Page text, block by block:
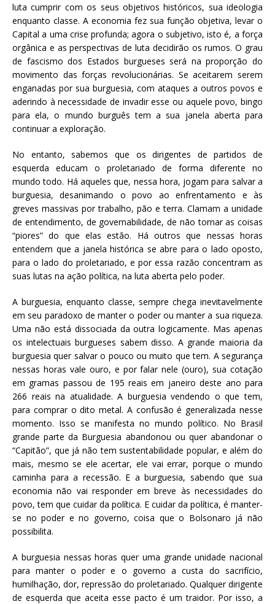
luta cumprir com os seus objetivos históricos, sua ideologia
enquanto classe. A economia fez sua função objetiva, levar o
Capital a uma crise profunda; agora o subjetivo, isto é, a força
orgânica e as perspectivas de luta decidirão os rumos. O grau
de fascismo dos Estados burgueses será na proporção do
movimento das forças revolucionárias. Se aceitarem serem
enganadas por sua burguesia, com ataques a outros povos e
aderindo à necessidade de invadir esse ou aquele povo, bingo
para ela, o mundo burguês tem a sua janela aberta para
continuar a exploração.
No entanto, sabemos que os dirigentes de partidos de
esquerda educam o proletariado de forma diferente no
mundo todo. Há aqueles que, nessa hora, jogam para salvar a
burguesia, desanimando o povo ao enfrentamento e às
greves massivas por trabalho, pão e terra. Clamam a unidade
de entendimento, de governabilidade, de não tornar as coisas
“piores” do que elas estão. Há outros que nessas horas
entendem que a janela histórica se abre para o lado oposto,
para o lado do proletariado, e por essa razão concentram as
suas lutas na ação política, na luta aberta pelo poder.
A burguesia, enquanto classe, sempre chega inevitavelmente
em seu paradoxo de manter o poder ou manter a sua riqueza.
Uma não está dissociada da outra logicamente. Mas apenas
os intelectuais burgueses sabem disso. A grande maioria da
burguesia quer salvar o pouco ou muito que tem. A segurança
nessas horas vale ouro, e por falar nele (ouro), sua cotação
em gramas passou de 195 reais em janeiro deste ano para
266 reais na atualidade. A burguesia vendendo o que tem,
para comprar o dito metal. A confusão é generalizada nesse
momento. Isso se manifesta no mundo político. No Brasil
grande parte da Burguesia abandonou ou quer abandonar o
“Capitão”, que já não tem sustentabilidade popular, e além do
mais, mesmo se ele acertar, ele vai errar, porque o mundo
caminha para a recessão. E a burguesia, sabendo que sua
economia não vai responder em breve às necessidades do
povo, tem que cuidar da política. E cuidar da política, é manter-
se no poder e no governo, coisa que o Bolsonaro já não
possibilita.
A burguesia nessas horas quer uma grande unidade nacional
para manter o poder e o governo a custa do sacrifício,
humilhação, dor, repressão do proletariado. Qualquer dirigente
de esquerda que aceita esse pacto é um traidor. Por isso, a